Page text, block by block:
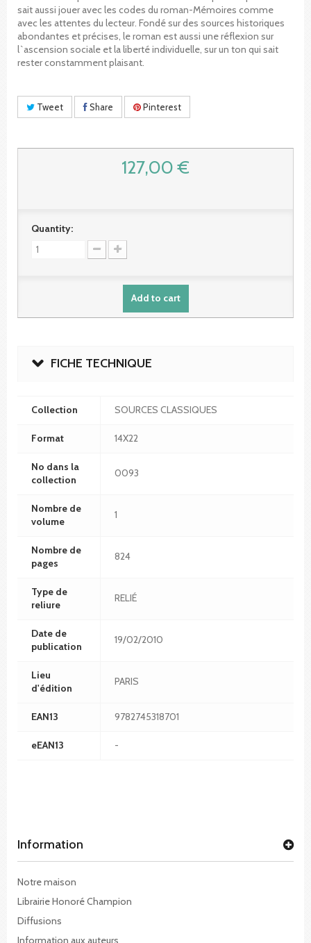
sait aussi jouer avec les codes du roman-Mémoires comme
avec les attentes du lecteur. Fondé sur des sources historiques
abondantes et précises, le roman est aussi une réflexion sur
l`ascension sociale et la liberté individuelle, sur un ton qui sait
rester constamment plaisant.
Tweet Share Pinterest
127,00 €
Quantity:
Add to cart
FICHE TECHNIQUE
Collection SOURCES CLASSIQUES
Format 14X22
No dans la
collection
0093
Nombre de
volume
1
Nombre de
pages
824
Type de
reliure
RELIÉ
Date de
publication
19/02/2010
Lieu
d'édition
PARIS
EAN13 9782745318701
eEAN13 -
Information
Notre maison
Librairie Honoré Champion
Diffusions
Information aux auteurs